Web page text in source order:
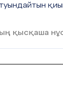
мaқсaтындa
қысқаша